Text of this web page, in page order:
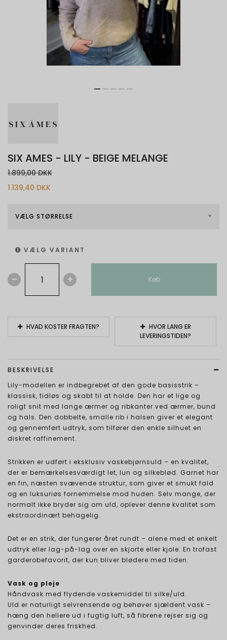
SIX AMES - LILY - BEIGE MELANGE
1.899,00 DKK
1.139,40 DKK
VÆLG STØRRELSE
VÆLG VARIANT
Køb
HVAD KOSTER FRAGTEN?
HVOR LANG ER
LEVERINGSTIDEN?
BESKRIVELSE
Lily-modellen er indbegrebet af den gode basisstrik –
klassisk, tidløs og skabt til at holde. Den har et lige og
roligt snit med lange ærmer og ribkanter ved ærmer, bund
og hals. Den dobbelte, smalle rib i halsen giver et elegant
og gennemført udtryk, som tilfører den enkle silhuet en
diskret raffinement.
Strikken er udført i eksklusiv vaskebjørnsuld – en kvalitet,
der er bemærkelsesværdigt let, lun og silkeblød. Garnet har
en fin, næsten svævende struktur, som giver et smukt fald
og en luksuriøs fornemmelse mod huden. Selv mange, der
normalt ikke bryder sig om uld, oplever denne kvalitet som
ekstraordinært behagelig.
Det er en strik, der fungerer året rundt – alene med et enkelt
udtryk eller lag-på-lag over en skjorte eller kjole. En trofast
garderobefavorit, der kun bliver blødere med tiden.
Vask og pleje
Håndvask med flydende vaskemiddel til silke/uld.
Uld er naturligt selvrensende og behøver sjældent vask –
hæng den hellere ud i fugtig luft, så fibrene rejser sig og
genvinder deres friskhed.